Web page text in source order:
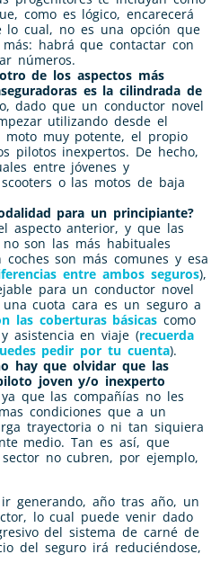
como es lógico, encarecerá
lo cual, no es una opción que
habrá que contactar con
números.
otro de los aspectos más
es la cilindrada de
dado que un conductor novel
utilizando desde el
muy potente, el propio
pilotos inexpertos. De hecho,
entre jóvenes y
o las motos de baja
para un principiante?
aspecto anterior, y que las
son las más habituales
son más comunes y esa
entre ambos seguros),
para un conductor novel
cuota cara es un seguro a
las coberturas básicas como
asistencia en viaje (recuerda
pedir por tu cuenta).
hay que olvidar que las
joven y/o inexperto
que las compañías no les
condiciones que a un
trayectoria o ni tan siquiera
medio. Tan es así, que
no cubren, por ejemplo,
generando, año tras año, un
lo cual puede venir dado
del sistema de carné de
del seguro irá reduciéndose,